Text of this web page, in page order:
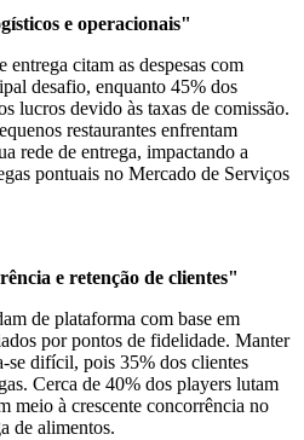
e operacionais"
citam as despesas com
desafio, enquanto 45% dos
lucros devido às taxas de comissão.
restaurantes enfrentam
rede de entrega, impactando a
pontuais no Mercado de Serviços
e retenção de clientes"
de plataforma com base em
por pontos de fidelidade. Manter
se difícil, pois 35% dos clientes
Cerca de 40% dos players lutam
meio à crescente concorrência no
de alimentos.